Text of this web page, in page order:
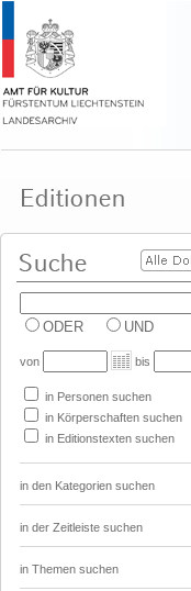
ODER UND
von bis
in Personen suchen
in Körperschaften suchen
in Editionstexten suchen
in den Kategorien suchen
in der Zeitleiste suchen
in Themen suchen